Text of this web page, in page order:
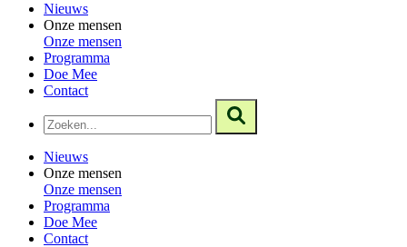
Nieuws
Onze mensen
Onze mensen
Programma
Doe Mee
Contact
Nieuws
Onze mensen
Onze mensen
Programma
Doe Mee
Contact